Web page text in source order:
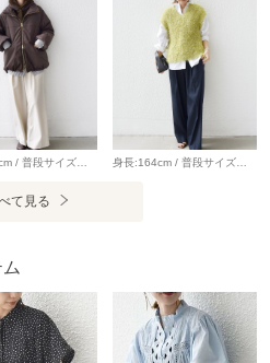
り扱い下さい。
。
イズが若干異なる場合がござい
て見る